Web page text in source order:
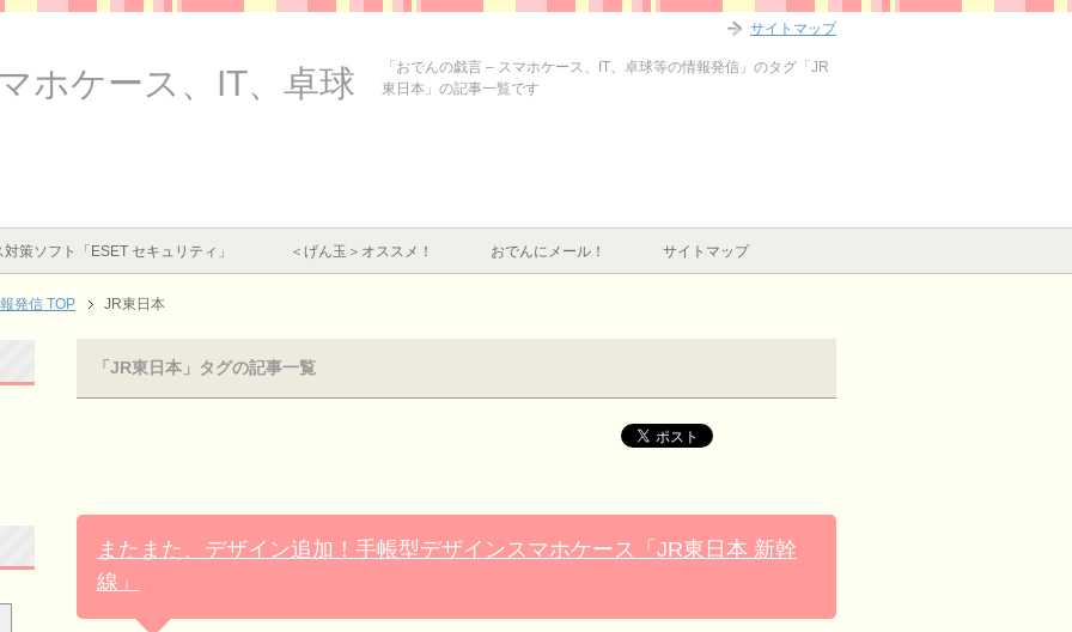
ホケース、IT、卓球
「おでんの戯言 – スマホケース、IT、卓球等の情報発信」のタグ「JR
東日本」の記事一覧です
策ソフト「ESET セキュリティ」 ＜げん玉＞オススメ！ おでんにメール！ サイトマップ
発信 TOP JR東日本
「JR東日本」タグの記事一覧
またまた、デザイン追加！手帳型デザインスマホケース「JR東日本 新幹
線」
サイトマップ